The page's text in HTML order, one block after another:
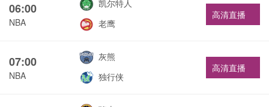
06:00
NBA
凯尔特人
老鹰
高清直播
07:00
NBA
灰熊
独行侠
高清直播